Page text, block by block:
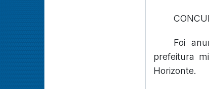
Foi
prefeitura
Horizonte.